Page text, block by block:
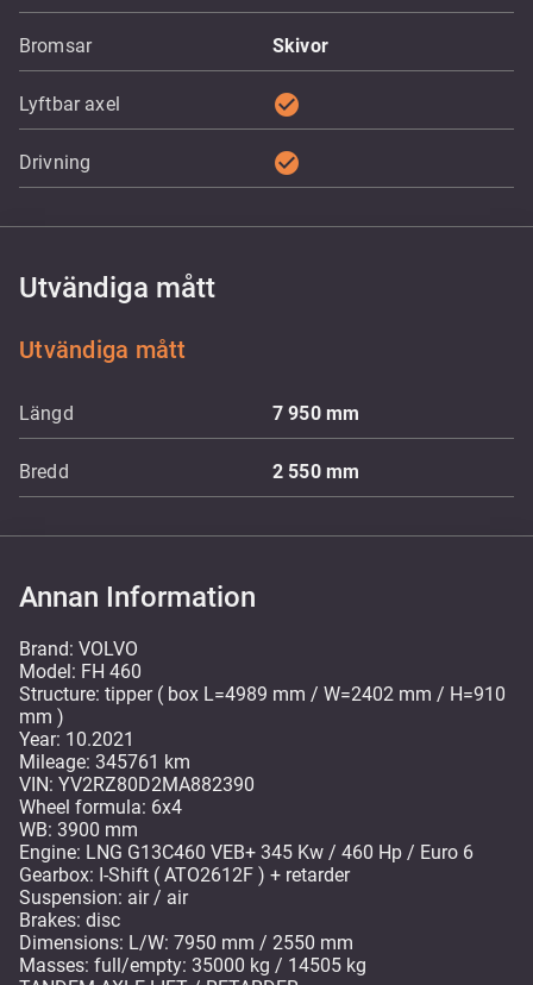
Bromsar Skivor
Lyftbar axel check_circle
Drivning check_circle
Utvändiga mått
Utvändiga mått
Längd 7 950 mm
Bredd 2 550 mm
Annan Information
Brand: VOLVO
Model: FH 460
Structure: tipper ( box L=4989 mm / W=2402 mm / H=910
mm )
Year: 10.2021
Mileage: 345761 km
VIN: YV2RZ80D2MA882390
Wheel formula: 6x4
WB: 3900 mm
Engine: LNG G13C460 VEB+ 345 Kw / 460 Hp / Euro 6
Gearbox: I-Shift ( ATO2612F ) + retarder
Suspension: air / air
Brakes: disc
Dimensions: L/W: 7950 mm / 2550 mm
Masses: full/empty: 35000 kg / 14505 kg